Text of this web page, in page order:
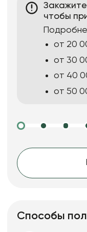
чтобы
от 20
от 30
от 40
от 50
Способы